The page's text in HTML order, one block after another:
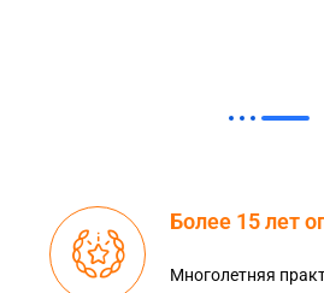
Более 15 лет
Многолетняя